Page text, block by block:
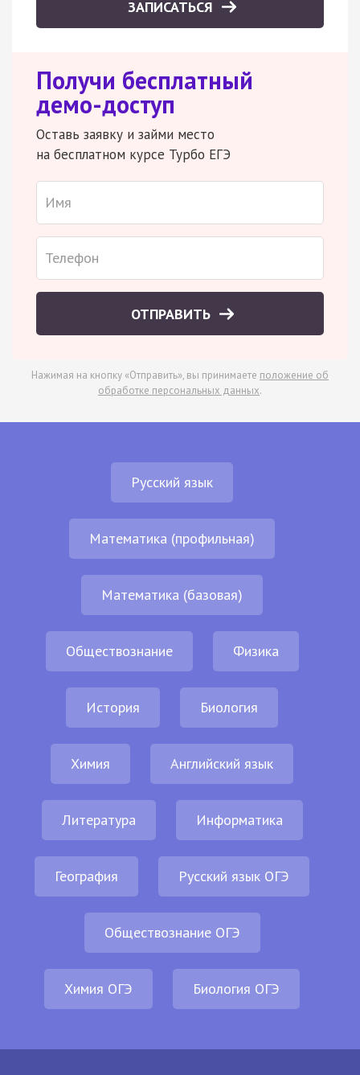
ЗАПИСАТЬСЯ
Получи бесплатный
демо-доступ
Оставь заявку и займи место
на бесплатном курсе Турбо ЕГЭ
ОТПРАВИТЬ
Нажимая на кнопку «Отправить», вы принимаете положение об
обработке персональных данных.
Русский язык
Математика (профильная)
Математика (базовая)
Обществознание Физика
История Биология
Химия Английский язык
Литература Информатика
География Русский язык ОГЭ
Обществознание ОГЭ
Химия ОГЭ Биология ОГЭ